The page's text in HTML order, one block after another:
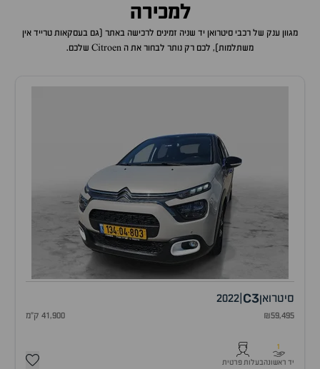
למכירה
מגוון ענק של רכבי סיטרואן יד שניה זמינים לרכישה באתר (גם בעסקאות טרייד אין
משתלמות), לכם רק נותר לבחור את ה Citroen שלכם.
סיטרואןC3
2022
₪59,495 41,900 ק"מ
1
יד ראשונהבעלות פרטית